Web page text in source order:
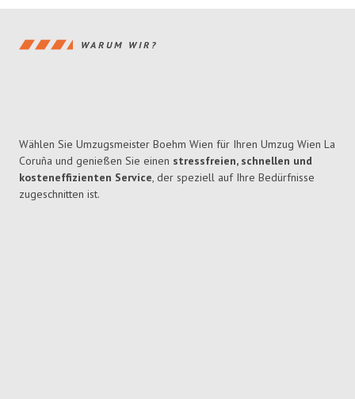
WARUM WIR?
Wählen Sie Umzugsmeister Boehm Wien für Ihren Umzug Wien La
Coruña und genießen Sie einen stressfreien, schnellen und
kosteneffizienten Service, der speziell auf Ihre Bedürfnisse
zugeschnitten ist.